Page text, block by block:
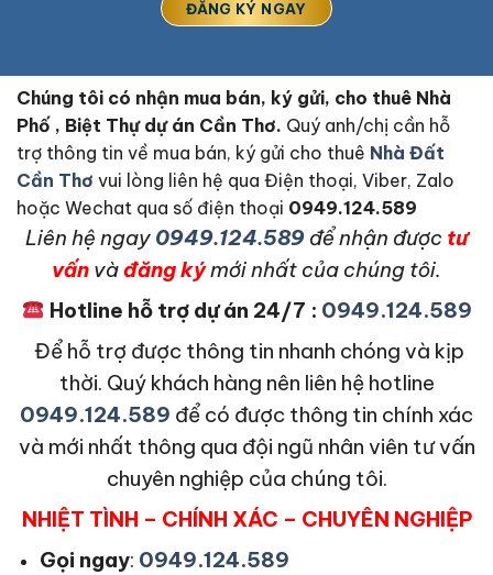
Chúng tôi có nhận mua bán, ký gửi, cho thuê Nhà
Phố , Biệt Thự dự án Cần Thơ. Quý anh/chị cần hỗ
trợ thông tin về mua bán, ký gửi cho thuê Nhà Đất
Cần Thơ vui lòng liên hệ qua Điện thoại, Viber, Zalo
hoặc Wechat qua số điện thoại 0949.124.589
Liên hệ ngay 0949.124.589 để nhận được tư
vấn vàđăng kýmới nhất của chúng tôi.
Hotline hỗ trợ dự án 24/7 : 0949.124.589
Để hỗ trợ được thông tin nhanh chóng và kịp
thời. Quý khách hàng nên liên hệ hotline
0949.124.589 để có được thông tin chính xác
và mới nhất thông qua đội ngũ nhân viên tư vấn
chuyên nghiệp của chúng tôi.
NHIỆT TÌNH – CHÍNH XÁC – CHUYÊN NGHIỆP
Gọi ngay: 0949.124.589